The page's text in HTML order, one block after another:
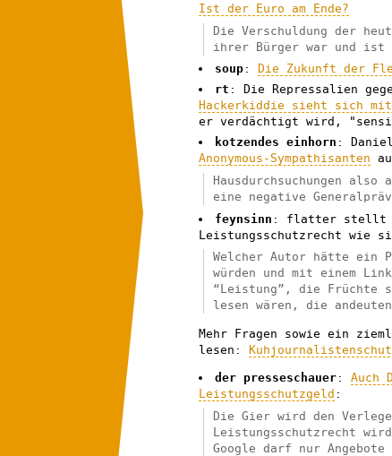
Ist der Euro am Ende?
Die Verschuldung der
ihrer Bürger war und ist
soup :
Die Zukunft der
rt : Die Repressalien
Hackerkiddie sieht sich
er verdächtigt wird,
kotzendes einhorn :
Anonymous-Sympathisanten
Hausdurchsuchungen
eine negative
feynsinn : flatter stellt
Leistungsschutzrecht wie
Welcher Autor hätte ein
würden und mit einem
“Leistung”, die Früchte
lesen wären, die
Mehr Fragen sowie ein
lesen:
der presseschauer :Auch
Leistungsschutzgeld :
Die Gier wird den
Leistungsschutzrecht
Google darf nur